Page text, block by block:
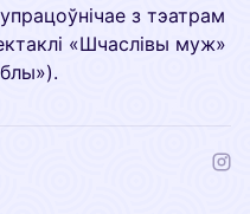
з тэатрам
«Шчаслівы муж»